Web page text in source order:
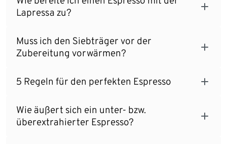
Lapressa zu?
Muss ich den Siebträger vor der
Zubereitung vorwärmen?
5 Regeln für den perfekten Espresso
Wie äußert sich ein unter- bzw.
überextrahierter Espresso?